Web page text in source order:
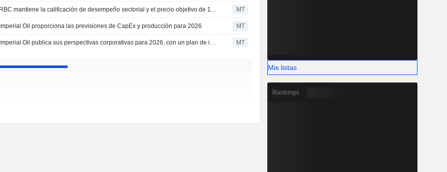
RBC mantiene la calificación de desempeño sectorial y el precio objetivo de 116 C$ para Imperial Oil MT
Imperial Oil proporciona las previsiones de CapEx y producción para 2026 MT
Imperial Oil publica sus perspectivas corporativas para 2026, con un plan de inversión de 2000 millones de dólares MT
Mis listas
Rankings